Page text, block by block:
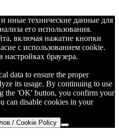
иные технические данные для
его использования.
включая нажатие кнопки
с использованием cookie.
браузера.
data to ensure the proper
its usage. By continuing to use
the 'OK' button, you confirm your
can disable cookies in your
/ Cookie Policy